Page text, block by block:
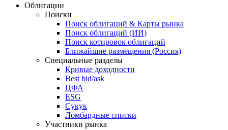
Облигации
Поиски
Поиск облигаций & Карты рынка
Поиск облигаций (ИИ)
Поиск котировок облигаций
Ближайшие размещения (Россия)
Специальные разделы
Кривые доходности
Best bid/ask
ЦФА
ESG
Сукук
Ломбардные списки
Участники рынка